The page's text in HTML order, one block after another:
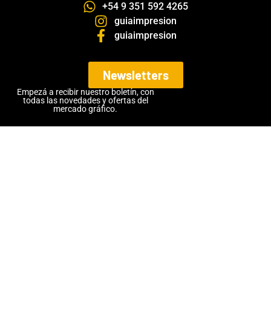
+54 9 351 592 4265
guiaimpresion
guiaimpresion
Newsletters
Empezá a recibir nuestro boletín, con
todas las novedades y ofertas del
mercado gráfico.